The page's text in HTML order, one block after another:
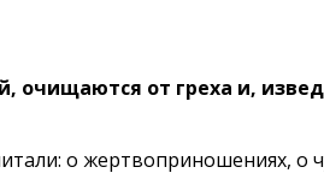
от греха и,
о жертвоприношениях, о